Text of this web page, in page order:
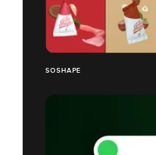
SOSHAPE